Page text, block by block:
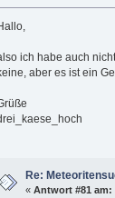
ich habe auch
aber es ist ein
Re:
« Antwort #81 am: